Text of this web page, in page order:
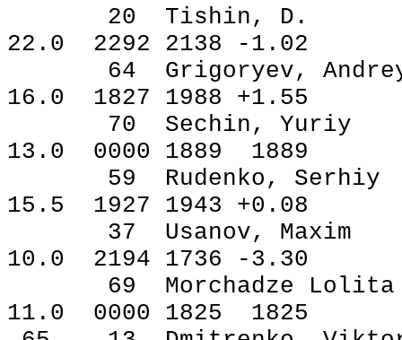
20 Tishin, D.
22.0 2292 2138 -1.02
64 Grigoryev,
16.0 1827 1988 +1.55
70 Sechin,
13.0 0000 1889 1889
59 Rudenko,
15.5 1927 1943 +0.08
37 Usanov,
10.0 2194 1736 -3.30
69 Morchadze
11.0 0000 1825 1825